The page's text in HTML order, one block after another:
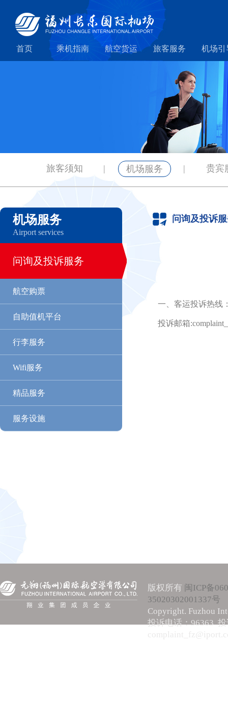
首页 乘机指南 航空货运 旅客服务 机场引
旅客须知 | 机场服务 | 贵宾
机场服务
Airport services
问询及投诉服务
航空购票
自助值机平台
行李服务
Wifi服务
精品服务
服务设施
问询及投诉
一、客运投诉热线
投诉邮箱
版权所有 闽ICP备
35020302001337号
Copyright. Fuzhou
投诉电话：96363